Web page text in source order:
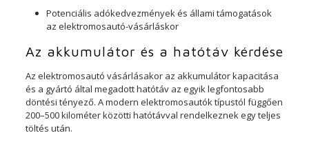
Potenciális adókedvezmények és állami támogatások
az elektromosautó-vásárláskor
Az akkumulátor és a hatótáv kérdése
Az elektromosautó vásárlásakor az akkumulátor kapacitása
és a gyártó által megadott hatótáv az egyik legfontosabb
döntési tényező. A modern elektromosautók típustól függően
200–500 kilométer közötti hatótávval rendelkeznek egy teljes
töltés után.